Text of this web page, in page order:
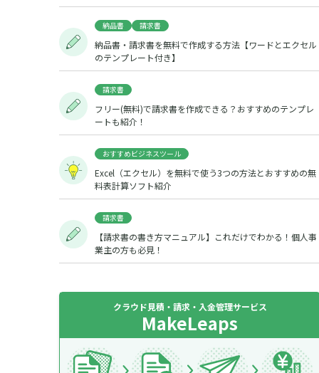
納品書 請求書
納品書・請求書を無料で作成する方法【ワードとエクセル
のテンプレート付き】
請求書
フリー(無料)で請求書を作成できる？おすすめのテンプレ
ートも紹介！
おすすめビジネスツール
Excel（エクセル）を無料で使う3つの方法とおすすめの無
料表計算ソフト紹介
請求書
【請求書の書き方マニュアル】これだけでわかる！個人事
業主の方も必見！
クラウド見積・請求・入金管理サービス
MakeLeaps